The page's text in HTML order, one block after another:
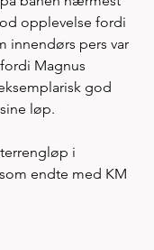
opplevelse fordi
innendørs pers var
Magnus
god
løp.
i
endte med KM